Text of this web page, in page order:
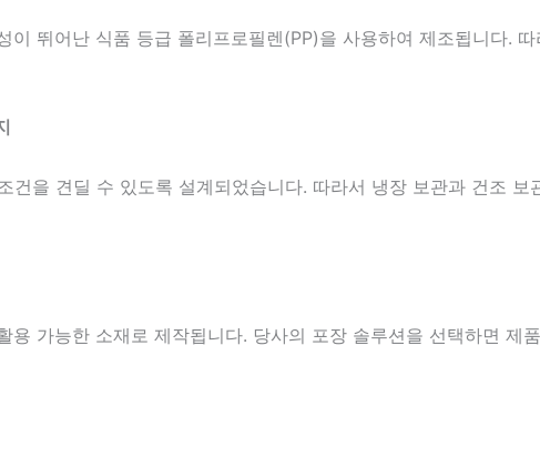
뛰어난 식품 등급 폴리프로필렌(PP)을 사용하여 제조됩니다.
을 견딜 수 있도록 설계되었습니다. 따라서 냉장 보관과 건조
가능한 소재로 제작됩니다. 당사의 포장 솔루션을 선택하면 제